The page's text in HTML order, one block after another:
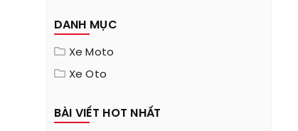
DANH MỤC
Xe Moto
Xe Oto
BÀI VIẾT HOT NHẤT